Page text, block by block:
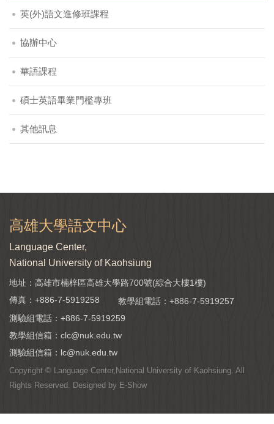
英(外)語文進修班課程
協辦中心
華語課程
碩士英語畢業門檻專班
其他訊息
高雄大學語文中心
Language Center,
National University of Kaohsiung
地址：高雄市楠梓區高雄大學路700號(綜合大樓1樓)
傳真：+886-7-5919258
教學組電話： +886-7-5919257
測驗組電話： +886-7-5919259
教學組信箱： clc@nuk.edu.tw
測驗組信箱： lc@nuk.edu.tw
Copyright © Language Center,National University of Kaohsiung. All
Rights Reserved. Designed by E-Show